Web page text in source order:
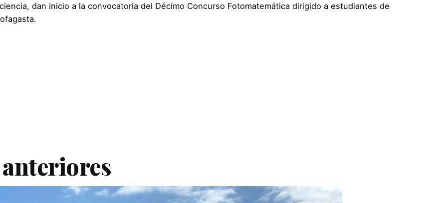
dan inicio a la convocatoria del Décimo Concurso Fotomatemática dirigido a estudiantes de